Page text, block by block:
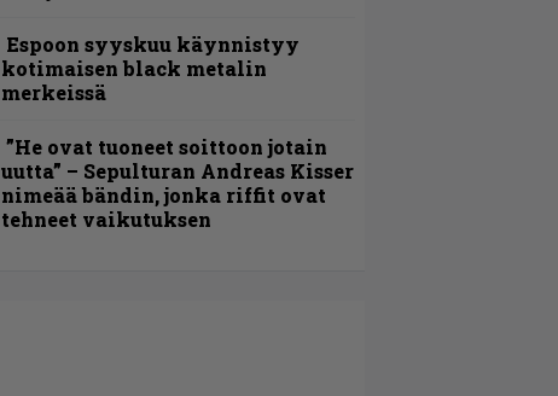
Espoon syyskuu käynnistyy
kotimaisen black metalin
merkeissä
”He ovat tuoneet soittoon jotain
uutta” – Sepulturan Andreas Kisser
nimeää bändin, jonka riffit ovat
tehneet vaikutuksen